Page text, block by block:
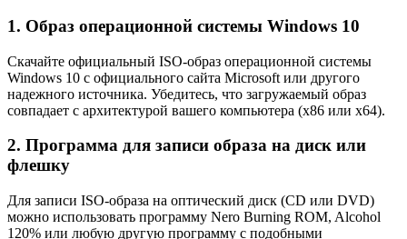
1. Образ операционной системы Windows 10
Скачайте официальный ISO-образ операционной системы
Windows 10 с официального сайта Microsoft или другого
надежного источника. Убедитесь, что загружаемый образ
совпадает с архитектурой вашего компьютера (x86 или x64).
2. Программа для записи образа на диск или
флешку
Для записи ISO-образа на оптический диск (CD или DVD)
можно использовать программу Nero Burning ROM, Alcohol
120% или любую другую программу с подобными